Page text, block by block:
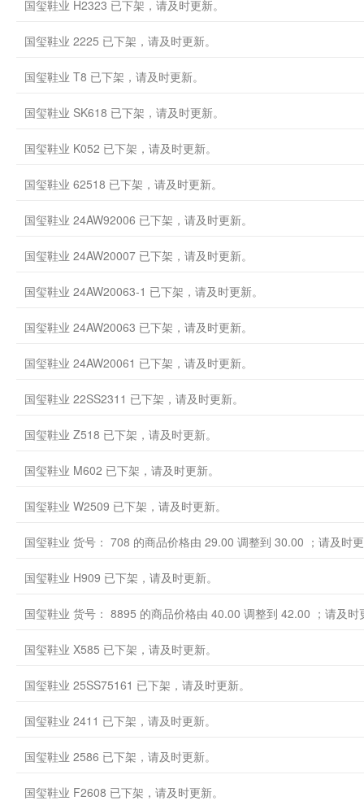
国玺鞋业 H2323 已下架，请及时更新。
国玺鞋业 2225 已下架，请及时更新。
国玺鞋业 T8 已下架，请及时更新。
国玺鞋业 SK618 已下架，请及时更新。
国玺鞋业 K052 已下架，请及时更新。
国玺鞋业 62518 已下架，请及时更新。
国玺鞋业 24AW92006 已下架，请及时更新。
国玺鞋业 24AW20007 已下架，请及时更新。
国玺鞋业 24AW20063-1 已下架，请及时更新。
国玺鞋业 24AW20063 已下架，请及时更新。
国玺鞋业 24AW20061 已下架，请及时更新。
国玺鞋业 22SS2311 已下架，请及时更新。
国玺鞋业 Z518 已下架，请及时更新。
国玺鞋业 M602 已下架，请及时更新。
国玺鞋业 W2509 已下架，请及时更新。
国玺鞋业 货号： 708 的商品价格由 29.00 调整到 30.00 ；请及时
国玺鞋业 H909 已下架，请及时更新。
国玺鞋业 货号： 8895 的商品价格由 40.00 调整到 42.00 ；请及时
国玺鞋业 X585 已下架，请及时更新。
国玺鞋业 25SS75161 已下架，请及时更新。
国玺鞋业 2411 已下架，请及时更新。
国玺鞋业 2586 已下架，请及时更新。
国玺鞋业 F2608 已下架，请及时更新。